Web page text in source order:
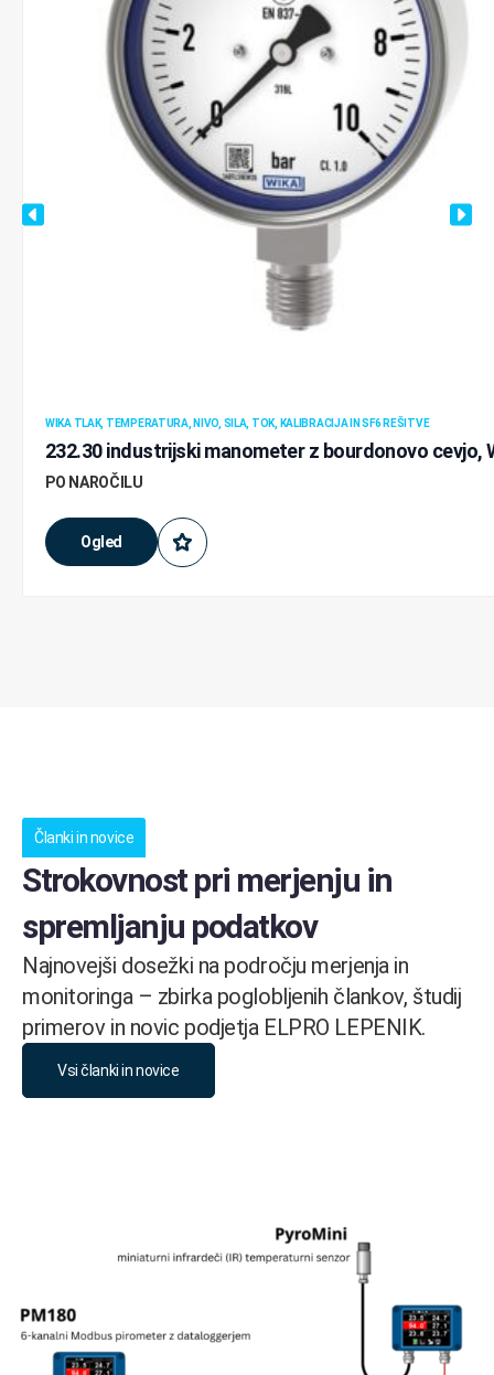
WIKA TLAK, TEMPERATURA, NIVO, SILA, TOK, KALIBRACIJA IN SF6 REŠITVE
232.30 industrijski manometer z bourdonovo cevjo,
Ogled
PO NAROČILU
Članki in novice
Strokovnost pri merjenju in
spremljanju podatkov
Najnovejši dosežki na področju merjenja in
monitoringa – zbirka poglobljenih člankov, študij
primerov in novic podjetja ELPRO LEPENIK.
Vsi članki in novice